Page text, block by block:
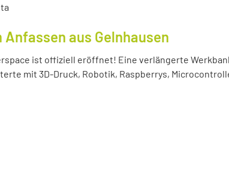
Anfassen aus Gelnhausen
ist offiziell eröffnet! Eine verlängerte
mit 3D-Druck, Robotik, Raspberrys,